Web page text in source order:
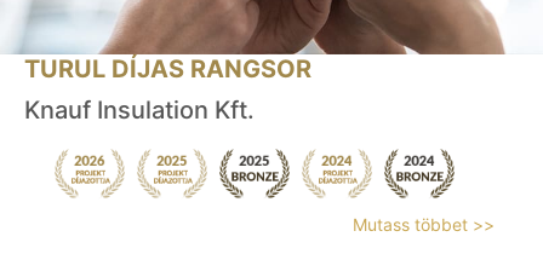
TURUL DÍJAS RANGSOR
Knauf Insulation Kft.
Mutass többet >>